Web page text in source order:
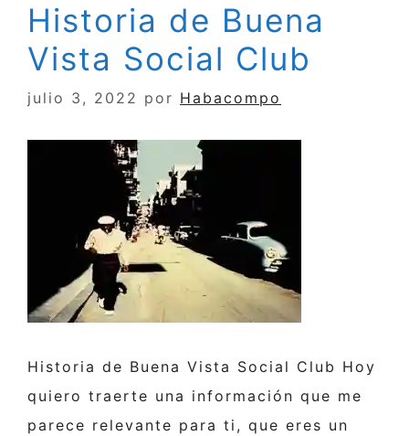
Historia de Buena
Vista Social Club
julio 3, 2022 por Habacompo
Historia de Buena Vista Social Club Hoy
quiero traerte una información que me
parece relevante para ti, que eres un